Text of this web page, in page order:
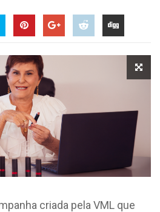
criada pela VML que